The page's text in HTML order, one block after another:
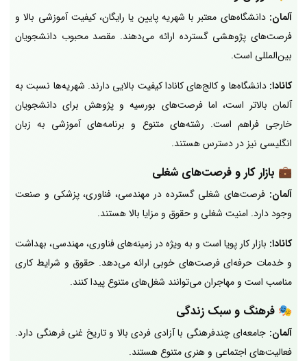
آلمان: دانشگاه‌های معتبر با شهریه پایین یا رایگان، کیفیت آموزشی بالا و
فرصت‌های پژوهشی گسترده ارائه می‌دهند. مقصد محبوب دانشجویان
بین‌المللی است.
کانادا: دانشگاه‌ها و کالج‌های کانادا کیفیت بالایی دارند. شهریه‌ها نسبت به
آلمان بالاتر است، اما فرصت‌های بورسیه و پژوهش برای دانشجویان
خارجی فراهم است. رشته‌های متنوع و برنامه‌های آموزشی به زبان
انگلیسی نیز در دسترس هستند.
💼 بازار کار و فرصت‌های شغلی
آلمان: فرصت‌های شغلی گسترده در مهندسی، فناوری، پزشکی و صنعت
وجود دارد. امنیت شغلی و حقوق و مزایا بالا هستند.
کانادا: بازار کار پویا است و به ویژه در زمینه‌های فناوری، مهندسی، بهداشت
و خدمات حرفه‌ای فرصت‌های خوبی ارائه می‌دهد. حقوق و شرایط کاری
مناسب است و مهاجران می‌توانند شغل‌های متنوع پیدا کنند.
🎭 فرهنگ و سبک زندگی
آلمان: جامعه‌ای چندفرهنگی با آزادی فردی بالا و تاریخ غنی فرهنگی دارد.
فعالیت‌های اجتماعی و هنری متنوع هستند.